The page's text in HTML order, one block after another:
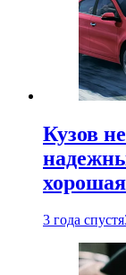
Кузов
3 года спустя